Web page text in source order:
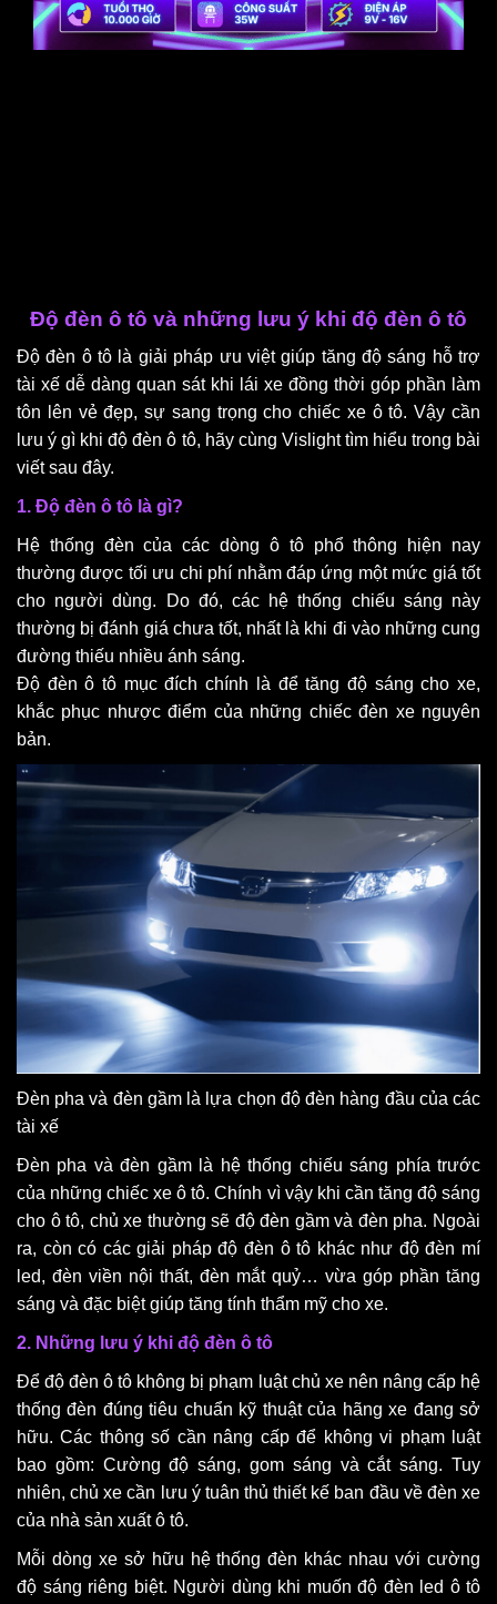
Độ đèn ô tô và những lưu ý khi độ đèn ô tô
Độ đèn ô tô là giải pháp ưu việt giúp tăng độ sáng hỗ trợ
tài xế dễ dàng quan sát khi lái xe đồng thời góp phần làm
tôn lên vẻ đẹp, sự sang trọng cho chiếc xe ô tô. Vậy cần
lưu ý gì khi độ đèn ô tô, hãy cùng Vislight tìm hiểu trong bài
viết sau đây.
1. Độ đèn ô tô là gì?
Hệ thống đèn của các dòng ô tô phổ thông hiện nay
thường được tối ưu chi phí nhằm đáp ứng một mức giá tốt
cho người dùng. Do đó, các hệ thống chiếu sáng này
thường bị đánh giá chưa tốt, nhất là khi đi vào những cung
đường thiếu nhiều ánh sáng.
Độ đèn ô tô mục đích chính là để tăng độ sáng cho xe,
khắc phục nhược điểm của những chiếc đèn xe nguyên
bản.
Đèn pha và đèn gầm là lựa chọn độ đèn hàng đầu của các
tài xế
Đèn pha và đèn gầm là hệ thống chiếu sáng phía trước
của những chiếc xe ô tô. Chính vì vậy khi cần tăng độ sáng
cho ô tô, chủ xe thường sẽ độ đèn gầm và đèn pha. Ngoài
ra, còn có các giải pháp độ đèn ô tô khác như độ đèn mí
led, đèn viền nội thất, đèn mắt quỷ… vừa góp phần tăng
sáng và đặc biệt giúp tăng tính thẩm mỹ cho xe.
2. Những lưu ý khi độ đèn ô tô
Để độ đèn ô tô không bị phạm luật chủ xe nên nâng cấp hệ
thống đèn đúng tiêu chuẩn kỹ thuật của hãng xe đang sở
hữu. Các thông số cần nâng cấp để không vi phạm luật
bao gồm: Cường độ sáng, gom sáng và cắt sáng. Tuy
nhiên, chủ xe cần lưu ý tuân thủ thiết kế ban đầu về đèn xe
của nhà sản xuất ô tô.
Mỗi dòng xe sở hữu hệ thống đèn khác nhau với cường
độ sáng riêng biệt. Người dùng khi muốn độ đèn led ô tô